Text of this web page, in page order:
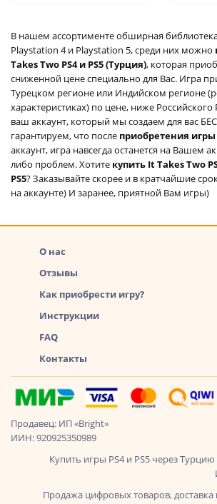
В нашем ассортименте обширная
Playstation 4 и Playstation 5, среди них можно
Takes Two PS4 и PS5 (Турция), которая
сниженной цене специально для Вас. Игра
Турецком регионе или Индийском регионе
характеристиках) по цене, ниже
ваш аккаунт, который мы создаем для вас
гарантируем, что после приобретения игры
аккаунт, игра навсегда останется на Вашем
либо проблем. Хотите купить It Takes Two
PS5? Заказывайте скорее и в кратчайшие
на аккаунте) И заранее, приятной Вам игры)
О нас
Отзывы
Как приобрести игру?
Инструкции
FAQ
Контакты
Продавец: ИП «Bright»
ИИН: 920925350989
Купить игры PS4 и PS5 через
Продажа цифровых товаров,